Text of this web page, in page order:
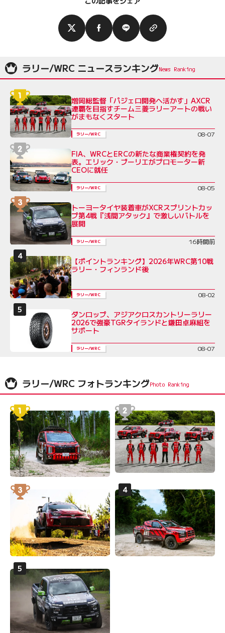
ラリー/WRC ニュースランキング
増岡総監督「パジェロ開発へ活かす」AXCR
連覇を目指すチーム三菱ラリーアートの戦い
がまもなくスタート
ラリー/WRC 08-07
FIA、WRCとERCの新たな商業権契約を発
表。エリック・ブーリエがプロモーター新
CEOに就任
ラリー/WRC 08-05
トーヨータイヤ装着車がXCRスプリントカッ
プ第4戦『浅間アタック』で激しいバトルを
展開
ラリー/WRC 16時間前
【ポイントランキング】2026年WRC第10戦
ラリー・フィンランド後
ラリー/WRC 08-02
ダンロップ、アジアクロスカントリーラリー
2026で強豪TGRタイランドと鎌田卓麻組を
サポート
ラリー/WRC 08-07
ラリー/WRC フォトランキング